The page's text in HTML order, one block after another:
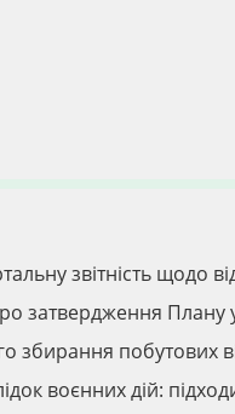
звітність щодо
затвердження Плану
збирання побутових
воєнних дій: